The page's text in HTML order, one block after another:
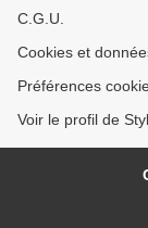
C.G.U.
Cookies et
Préférences
Voir le profil de